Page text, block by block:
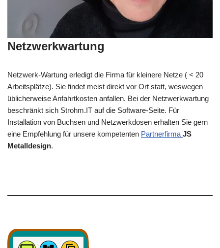
Netzwerkwartung
Netzwerk-Wartung erledigt die Firma für kleinere Netze ( < 20
Arbeitsplätze). Sie findet meist direkt vor Ort statt, weswegen
üblicherweise Anfahrtkosten anfallen. Bei der Netzwerkwartung
beschränkt sich Strohm.IT auf die Software-Seite. Für
Installation von Buchsen und Netzwerkdosen erhalten Sie gern
eine Empfehlung für unsere kompetenten Partnerfirma JS
Metalldesign.